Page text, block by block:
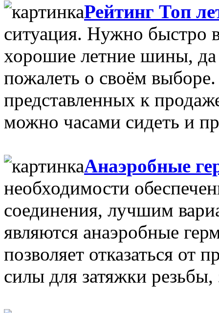
Рейтинг Топ
ситуация. Нужно быстро
хорошие летние шины,
пожалеть о своём
представленных к
можно часами сидеть и
Анаэробные
необходимости
соединения, лучшим
являются анаэробные
позволяет отказаться от
силы для затяжки резьбы,